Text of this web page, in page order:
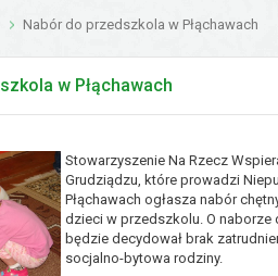
Nabór do przedszkola w Płąchawach
w Płąchawach
Stowarzyszenie Na Rzecz
Grudziądzu, które prowadzi
Płąchawach ogłasza nabór
dzieci w przedszkolu. O
będzie decydował brak
socjalno-bytowa rodziny.